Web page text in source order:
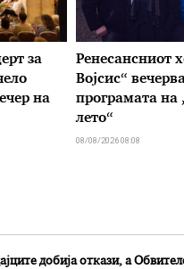
за
на
Ренесансниот
Војсис“
програмата на
лето“
08/08/2026 08:08
добија откази, а